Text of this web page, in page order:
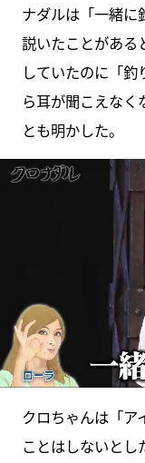
ナダルは「一緒に
説いたことがある
していたのに「
ら耳が聞こえなく
とも明かした。
クロちゃんは「ア
ことはしないとし